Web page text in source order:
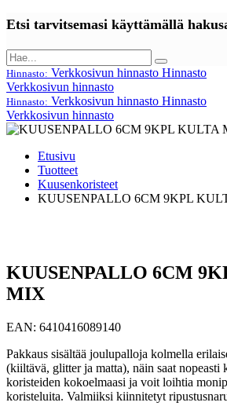
Etsi tarvitsemasi käyttämällä
Hinnasto: Verkkosivun hinnasto Hinnasto
Verkkosivun hinnasto
Hinnasto: Verkkosivun hinnasto Hinnasto
Verkkosivun hinnasto
Etusivu
Tuotteet
Kuusenkoristeet
KUUSENPALLO 6CM 9KPL
KUUSENPALLO 6CM
MIX
EAN: 6410416089140
Pakkaus sisältää joulupalloja kolmella
(kiiltävä, glitter ja matta), näin saat nopeasti
koristeiden kokoelmaasi ja voit loihtia
koristeluita. Valmiiksi kiinnitetyt